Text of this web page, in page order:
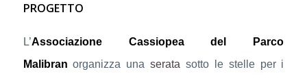
PROGETTO
L’Associazione Cassiopea del Parco
Malibranorganizza unaserata sotto le stelle per i